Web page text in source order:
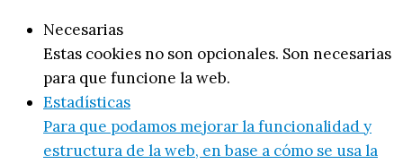
Necesarias
Estas cookies no son opcionales. Son necesarias
para que funcione la web.
Estadísticas
Para que podamos mejorar la funcionalidad y
estructura de la web, en base a cómo se usa la